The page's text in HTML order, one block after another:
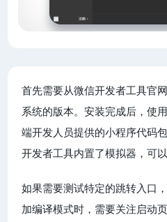
首先需要从微信开发者工具官
系统的版本。安装完成后，使
端开发人员提供的小程序代码
开发者工具内置了模拟器，可
如果需要测试特定的跳转入口
加编译模式时，需要关注启动